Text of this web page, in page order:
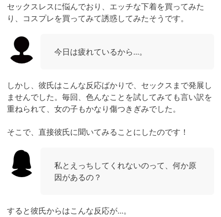
セックスレスに悩んでおり、エッチな下着を買ってみた
り、コスプレを買ってみて誘惑してみたそうです。
今日は疲れているから...。
しかし、彼氏はこんな反応ばかりで、セックスまで発展し
ませんでした。毎回、色んなことを試してみても言い訳を
重ねられて、女の子もかなり傷つきぎみでした。
そこで、直接彼氏に聞いてみることにしたのです！
私とえっちしてくれないのって、何か原
因があるの？
すると彼氏からはこんな反応が...。